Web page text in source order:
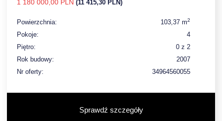
1 180 000,00 PLN (11 415,30 PLN)
Powierzchnia: 103,37 m2
Pokoje:
4
Piętro:
0 z 2
Rok budowy:
2007
Nr oferty:
34964560055
Sprawdź szczegóły